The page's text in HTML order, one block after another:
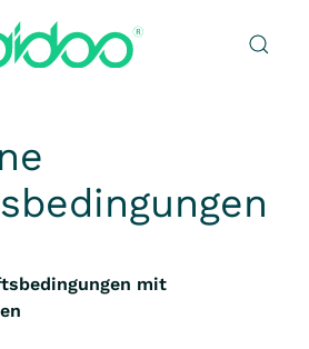
springen
mit